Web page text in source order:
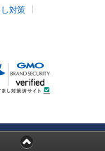
対策